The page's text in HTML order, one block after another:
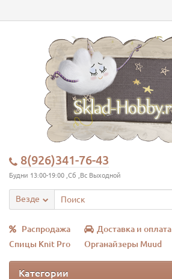
8(926)341-76-43
Будни 13:00-19:00 ,Сб ,Вс Выходной
Везде
Распродажа Доставка и оплата
Спицы Knit Pro
Органайзеры Muud
Категории